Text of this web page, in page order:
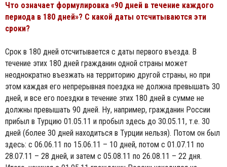
Что означает формулировка «90 дней в течение каждого
периода в 180 дней»? С какой даты отсчитываются эти
сроки?
Срок в 180 дней отсчитывается с даты первого въезда. В
течение этих 180 дней гражданин одной страны может
неоднократно въезжать на территорию другой страны, но при
этом каждая его непрерывная поездка не должна превышать 30
дней, и все его поездки в течение этих 180 дней в сумме не
должны превышать 90 дней. Ну, например, гражданин России
прибыл в Турцию 01.05.11 и пробыл здесь до 30.05.11, т.е. 30
дней (более 30 дней находиться в Турции нельзя). Потом он был
здесь: с 06.06.11 по 15.06.11 – 10 дней, потом с 01.07.11 по
28.07.11 – 28 дней, и затем с 05.08.11 по 26.08.11 – 22 дня.